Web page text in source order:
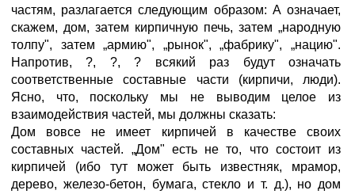
частям, разлагается следующим образом: А означает,
скажем, дом, затем кирпичную печь, затем „народную
толпу", затем „армию", „рынок", „фабрику", „нацию".
Напротив, ?, ?, ? всякий раз будут означать
соответственные составные части (кирпичи, люди).
Ясно, что, поскольку мы не выводим целое из
взаимодействия частей, мы должны сказать:
Дом вовсе не имеет кирпичей в качестве своих
составных частей. „Дом" есть не то, что состоит из
кирпичей (ибо тут может быть известняк, мрамор,
дерево, железо-бетон, бумага, стекло и т. д.), но дом